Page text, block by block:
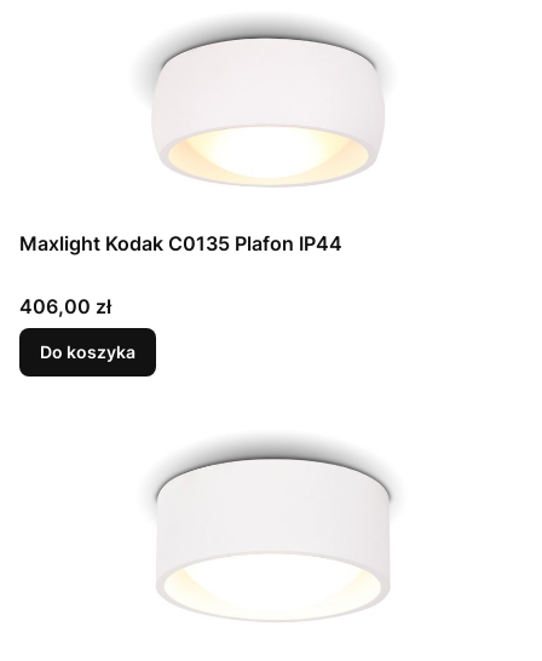
Maxlight Kodak C0135 Plafon IP44
Cena
406,00 zł
Do koszyka